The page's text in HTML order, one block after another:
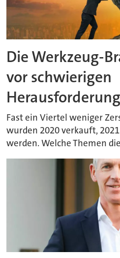
Die Werkzeug-
vor schwierigen
Fast ein Viertel weniger
wurden 2020 verkauft,
werden. Welche Themen